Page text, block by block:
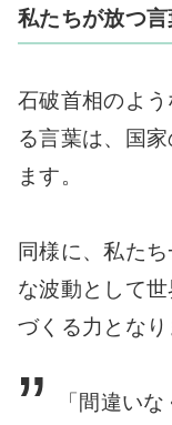
私たちが放つ
石破首相のよ
る言葉は、国
ます。
同様に、私た
な波動として
づくる力となり
「間違い